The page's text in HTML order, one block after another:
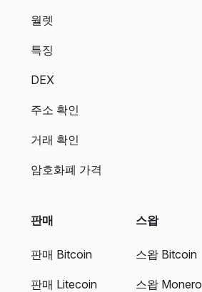
월렛
특징
DEX
주소 확인
거래 확인
암호화폐 가격
판매
판매 Bitcoin
판매 Litecoin
스왑
스왑 Bitcoin
스왑 Monero